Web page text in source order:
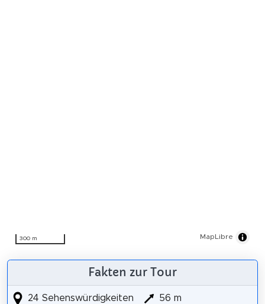
300 m MapLibre
Fakten zur Tour
24 Sehenswürdigkeiten
56 m